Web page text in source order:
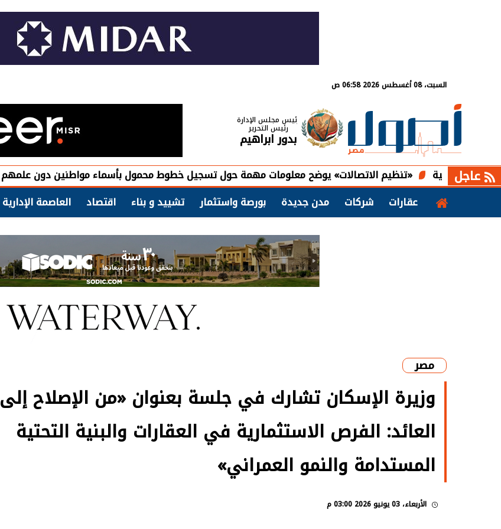
السبت، 08 أغسطس 2026 06:58 ص
رئيس مجلس الإدارة
رئيس التحرير
بدور ابراهيم
عاجل My NTRA.. اعرف قنوات الإبلاغ عن خطوط المحمول غير المعلومة
«تنظيم الاتصالات» يوضح معلومات مهمة حول تسجيل خطوط محمول بأسماء مواطنين دون علمهم
عقارات
شركات مدن جديدة بورصة واستثمار تشييد و بناء اقتصاد العاصمة الإدارية
مصر
وزيرة الإسكان تشارك في جلسة بعنوان «من الإصلاح إلى
العائد: الفرص الاستثمارية في العقارات والبنية التحتية
المستدامة والنمو العمراني»
الأربعاء، 03 يونيو 2026 03:00 م